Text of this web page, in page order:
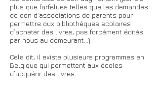
plus que farfelues telles que les demandes
de don d’associations de parents pour
permettre aux bibliothèques scolaires
d’acheter des livres, pas forcément édités
par nous au demeurant…).
Cela dit, il existe plusieurs programmes en
Belgique qui permettent aux écoles
d’acquérir des livres.